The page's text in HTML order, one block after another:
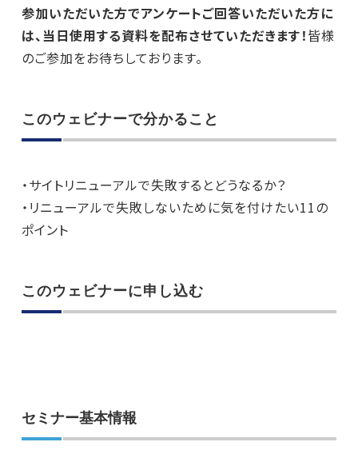
参加いただいた方でアンケートご回答いただいた方に
は、当日使用する資料を配布させていただきます！皆様
のご参加をお待ちしております。
このウェビナーで分かること
・サイトリニューアルで失敗するとどうなるか？
・リニューアルで失敗しないために気を付けたい11の
ポイント
このウェビナーに申し込む
セミナー基本情報